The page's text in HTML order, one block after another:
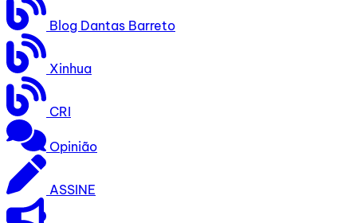
Blog Dantas Barreto
Xinhua
CRI
Opinião
ASSINE